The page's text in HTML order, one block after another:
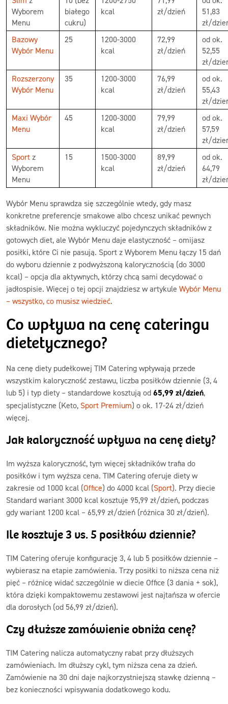
Wyborem
Menu
białego
cukru)
kcal
zł/dzień
51,83
zł/
Bazowy
Wybór Menu
25
1200-3000
kcal
72,99
zł/dzień
od ok.
52,55
zł/
Rozszerzony
Wybór Menu
35
1200-3000
kcal
76,99
zł/dzień
od ok.
55,43
zł/
Maxi Wybór
Menu
45
1200-3000
kcal
79,99
zł/dzień
od ok.
57,59
zł/
Sport z
Wyborem
Menu
15
1500-3000
kcal
89,99
zł/dzień
od ok.
64,79
zł/
Wybór Menu sprawdza się szczególnie wtedy, gdy masz
konkretne preferencje smakowe albo chcesz unikać pewnych
składników. Nie można wykluczyć pojedynczych składników z
gotowych diet, ale Wybór Menu daje elastyczność – omijasz
posiłki, które Ci nie pasują. Sport z Wyborem Menu łączy 15 dań
do wyboru dziennie z podwyższoną kalorycznością (do 3000
kcal) – opcja dla aktywnych, którzy chcą sami decydować o
jadłospisie. Więcej o tej opcji znajdziesz w artykule Wybór Menu
– wszystko, co musisz wiedzieć.
Co wpływa na cenę cateringu
dietetycznego?
Na cenę diety pudełkowej TIM Catering wpływają przede
wszystkim kaloryczność zestawu, liczba posiłków dziennie (3, 4
lub 5) i typ diety – standardowe kosztują od 65,99 zł/dzień,
specjalistyczne (Keto, Sport Premium) o ok. 17-24 zł/dzień
więcej.
Jak kaloryczność wpływa na cenę diety?
Im wyższa kaloryczność, tym więcej składników trafia do
posiłków i tym wyższa cena. TIM Catering oferuje diety w
zakresie od 1000 kcal (Office) do 4000 kcal (Sport). Przy diecie
Standard wariant 3000 kcal kosztuje 95,99 zł/dzień, podczas
gdy wariant 1200 kcal – 65,99 zł/dzień (różnica 30 zł/dzień).
Ile kosztuje 3 vs. 5 posiłków dziennie?
TIM Catering oferuje konfigurację 3, 4 lub 5 posiłków dziennie –
wybierasz na etapie zamówienia. Trzy posiłki to niższa cena niż
pięć – różnicę widać szczególnie w diecie Office (3 dania + sok),
która dzięki kompaktowemu zestawowi jest najtańsza w ofercie
dla dorosłych (od 56,99 zł/dzień).
Czy dłuższe zamówienie obniża cenę?
TIM Catering nalicza automatyczny rabat przy dłuższych
zamówieniach. Im dłuższy cykl, tym niższa cena za dzień.
Zamówienie na 30 dni daje najkorzystniejszą stawkę dzienną –
bez konieczności wpisywania dodatkowego kodu.